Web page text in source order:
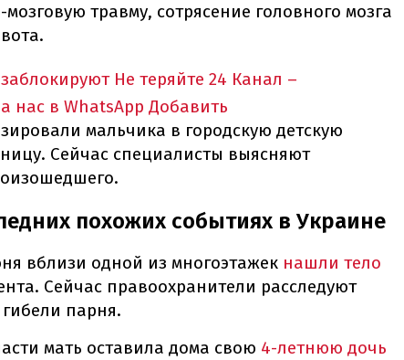
травму, сотрясение головного мозга
Не теряйте 24 Канал –
нас в WhatsApp Добавить
мальчика в городскую детскую
Сейчас специалисты выясняют
похожих событиях в Украине
вблизи одной из многоэтажек нашли тело
Сейчас правоохранители расследуют
гибели парня.
мать оставила дома свою 4-летнюю дочь